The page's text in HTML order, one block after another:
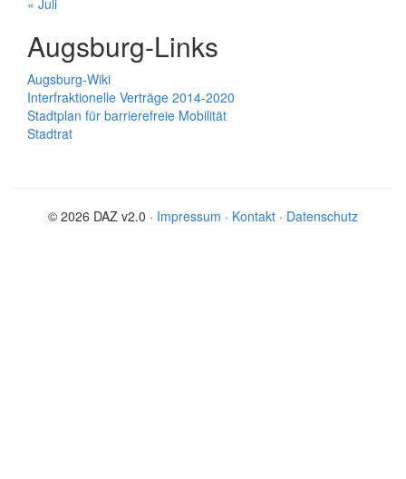
« Juli
Augsburg-Links
Augsburg-Wiki
Interfraktionelle Verträge 2014-2020
Stadtplan für barrierefreie Mobilität
Stadtrat
© 2026 DAZ v2.0 · Impressum · Kontakt · Datenschutz